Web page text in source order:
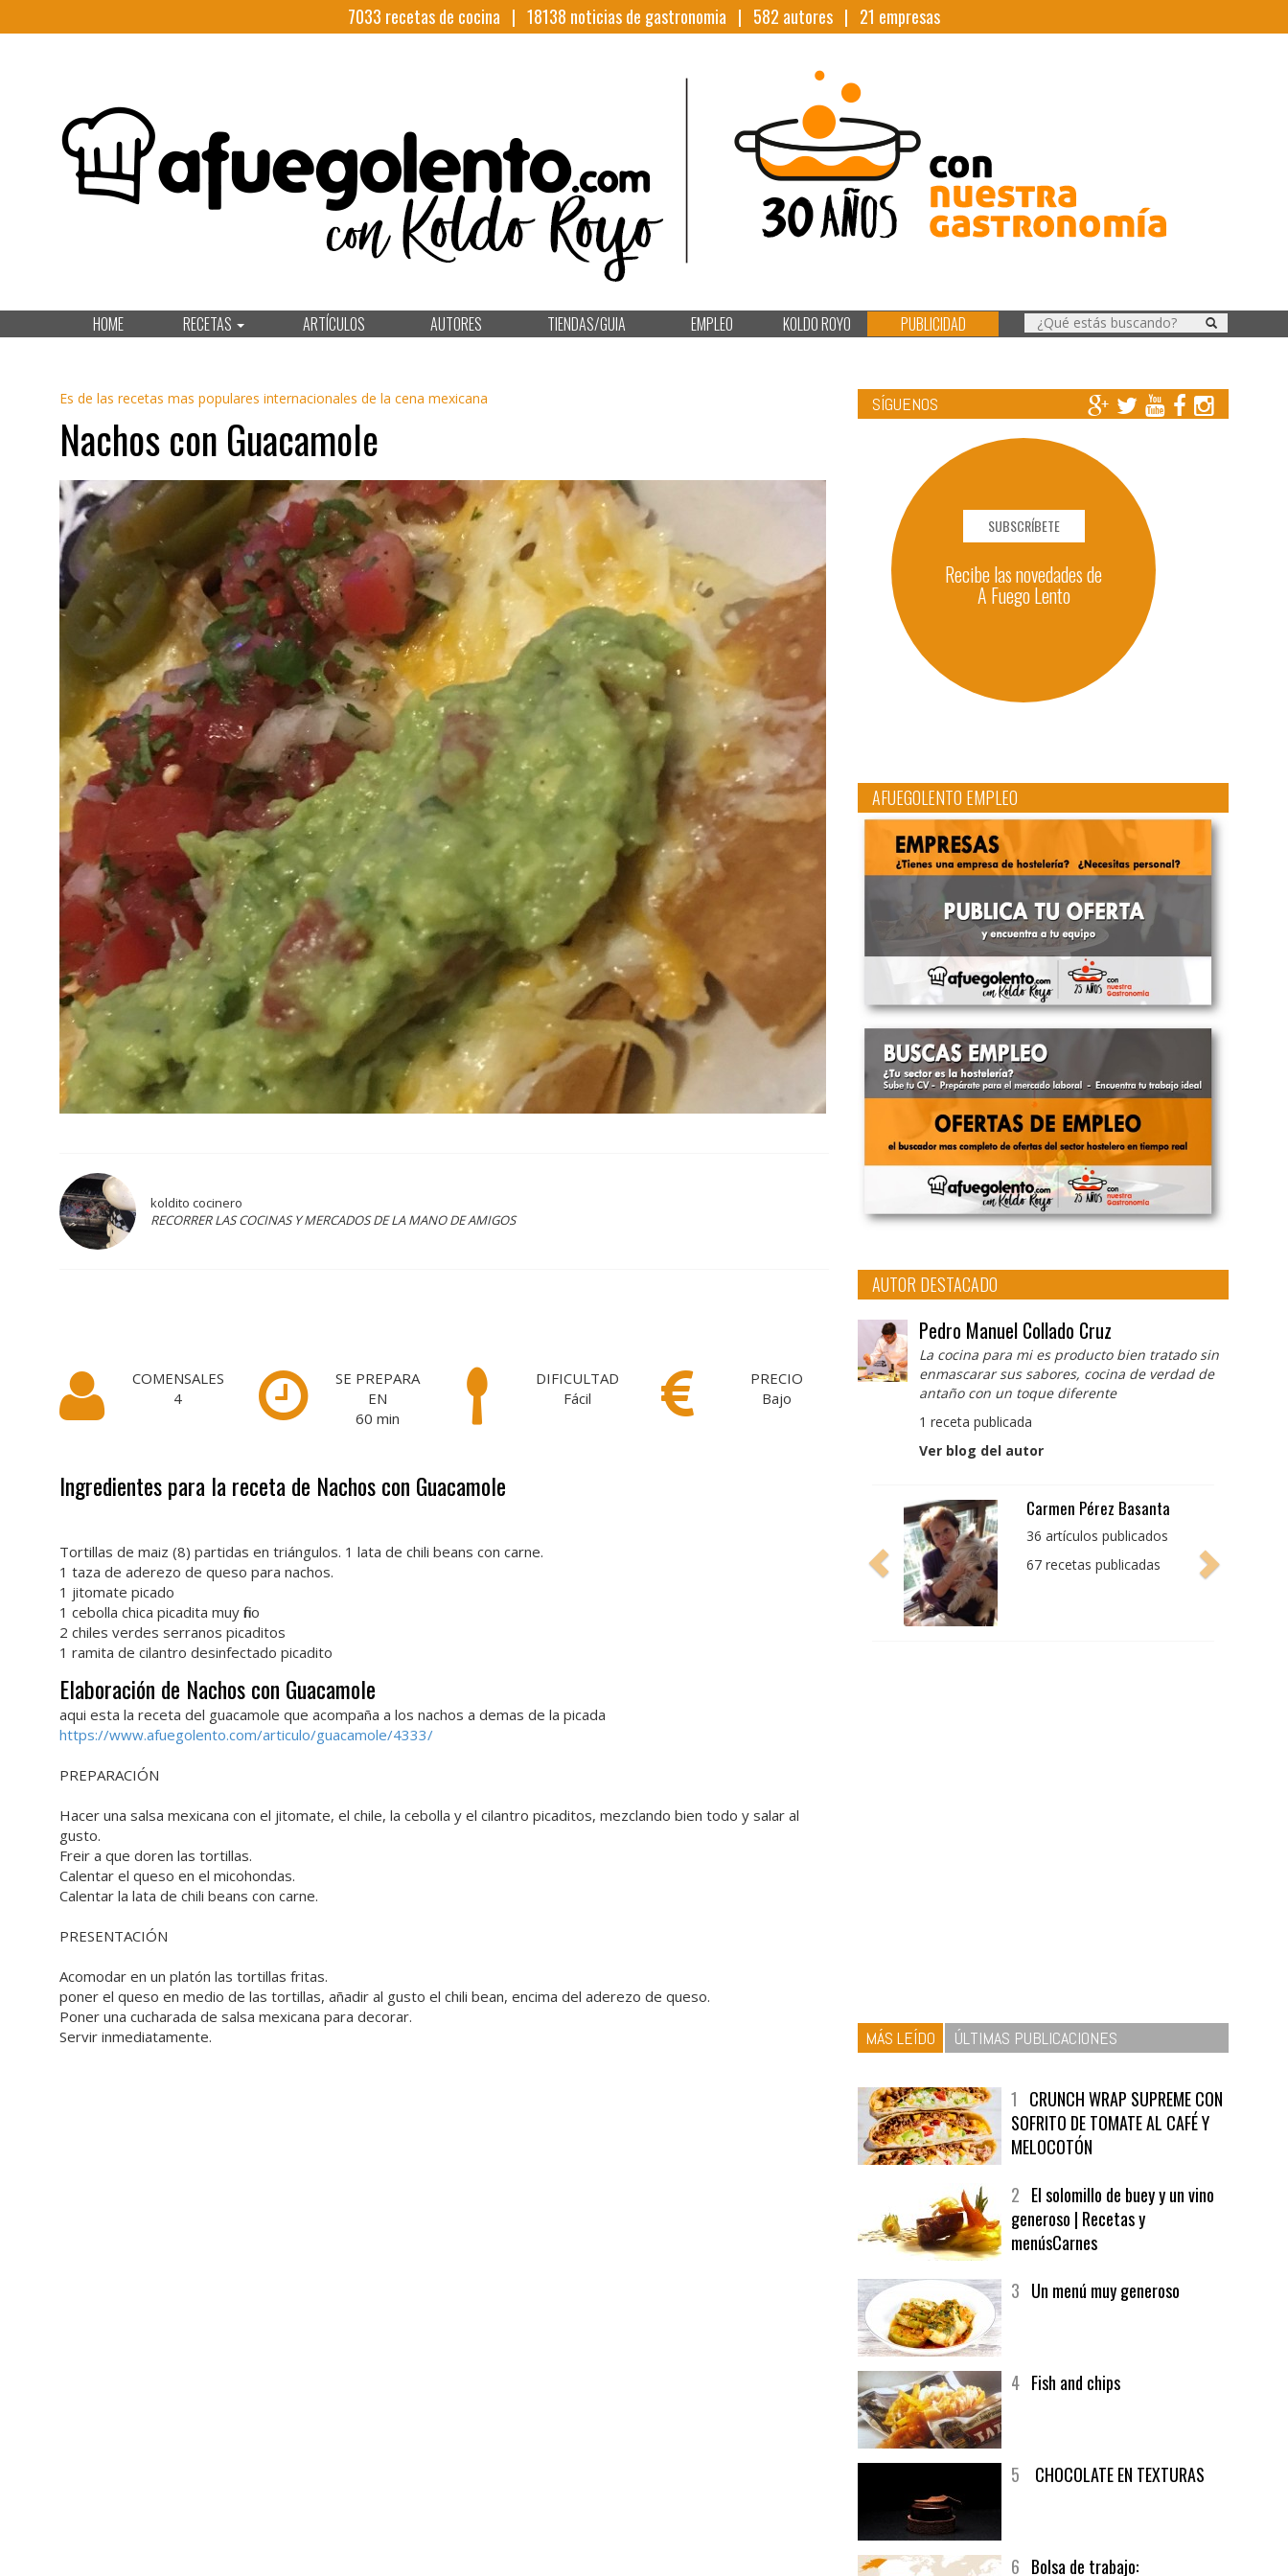
7033 recetas de cocina | 18138 noticias de gastronomia | 582 autores | 21 empresas
HOME RECETAS ARTÍCULOS AUTORES TIENDAS/GUIA EMPLEO KOLDO ROYO PUBLICIDAD
Es de las recetas mas populares internacionales de la cena mexicana
Nachos con Guacamole
koldito cocinero
RECORRER LAS COCINAS Y MERCADOS DE LA MANO DE AMIGOS
COMENSALES
4
SE PREPARA
EN
60 min
DIFICULTAD
Fácil
PRECIO
Bajo
Ingredientes para la receta de Nachos con Guacamole
Tortillas de maiz (8) partidas en triángulos. 1 lata de chili beans con carne.
1 taza de aderezo de queso para nachos.
1 jitomate picado
1 cebolla chica picadita muy fino
2 chiles verdes serranos picaditos
1 ramita de cilantro desinfectado picadito
Elaboración de Nachos con Guacamole
aqui esta la receta del guacamole que acompaña a los nachos a demas de la picada
https://www.afuegolento.com/articulo/guacamole/4333/
PREPARACIÓN
Hacer una salsa mexicana con el jitomate, el chile, la cebolla y el cilantro picaditos, mezclando bien todo y salar al
gusto.
Freir a que doren las tortillas.
Calentar el queso en el micohondas.
Calentar la lata de chili beans con carne.
PRESENTACIÓN
Acomodar en un platón las tortillas fritas.
poner el queso en medio de las tortillas, añadir al gusto el chili bean, encima del aderezo de queso.
Poner una cucharada de salsa mexicana para decorar.
Servir inmediatamente.
SÍGUENOS
SUBSCRÍBETE
Recibe las novedades de
A Fuego Lento
AFUEGOLENTO EMPLEO
AUTOR DESTACADO
Pedro Manuel Collado Cruz
La cocina para mi es producto bien tratado sin
enmascarar sus sabores, cocina de verdad de
antaño con un toque diferente
1 receta publicada
Ver blog del autor
Pedro Manuel Collado
Cruz
producto bien tratado
MÁS LEÍDO ÚLTIMAS PUBLICACIONES
SOFRITO DE TOMATE AL CAFÉ Y
MELOCOTÓN
generoso | Recetas y